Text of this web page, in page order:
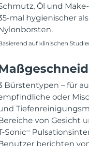
Öl und
mal hygienischer
auf klinischen
Bürstentypen – für
oder
von Gesicht
SonicTM
berichten